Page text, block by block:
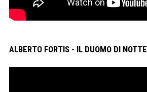
ALBERTO FORTIS - IL DUOMO DI NOTTE